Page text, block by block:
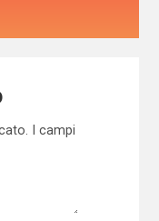
I campi